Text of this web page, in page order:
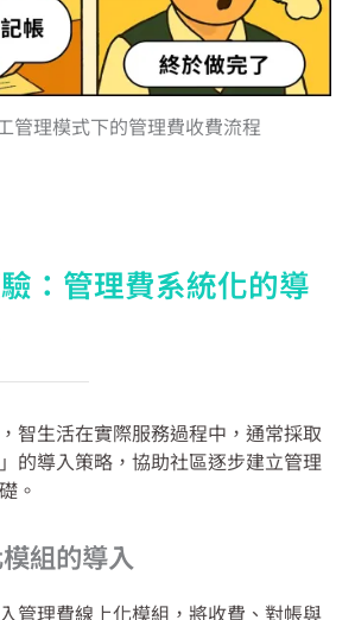
管理模式下的管理費收費流程
：管理費系統化的導
智生活在實際服務過程中，通常採取
的導入策略，協助社區逐步建立管理
。
組的導入
管理費線上化模組，將收費、對帳與